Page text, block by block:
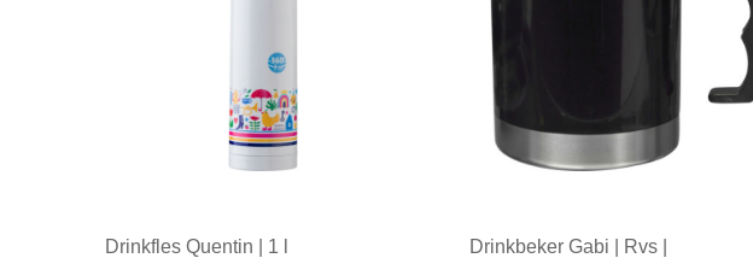
Drinkfles Quentin | 1 l
Drinkbeker Gabi | Rvs |